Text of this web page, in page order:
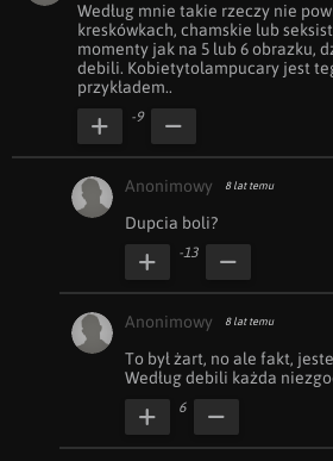
Według mnie takie rzeczy nie
kreskówkach, chamskie lub
momenty jak na 5 lub 6 obrazku,
debili. Kobietytolampucary jest
przykładem..
-9
Anonimowy 8 lat temu
Dupcia boli?
-13
Anonimowy 8 lat temu
To był żart, no ale fakt,
Według debili każda
6